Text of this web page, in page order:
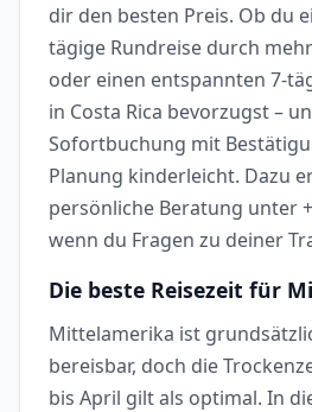
dir den besten Preis. Ob du
tägige Rundreise durch
oder einen entspannten 7-
in Costa Rica bevorzugst –
Sofortbuchung mit
Planung kinderleicht. Dazu
persönliche Beratung unter
wenn du Fragen zu deiner
Die beste Reisezeit für
Mittelamerika ist
bereisbar, doch die
bis April gilt als optimal. In